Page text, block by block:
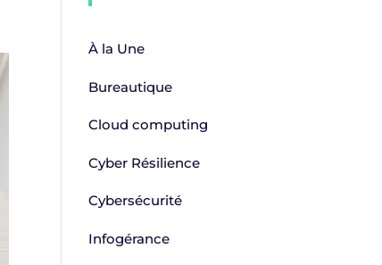
À la Une
Bureautique
Cloud computing
Cyber Résilience
Cybersécurité
Infogérance